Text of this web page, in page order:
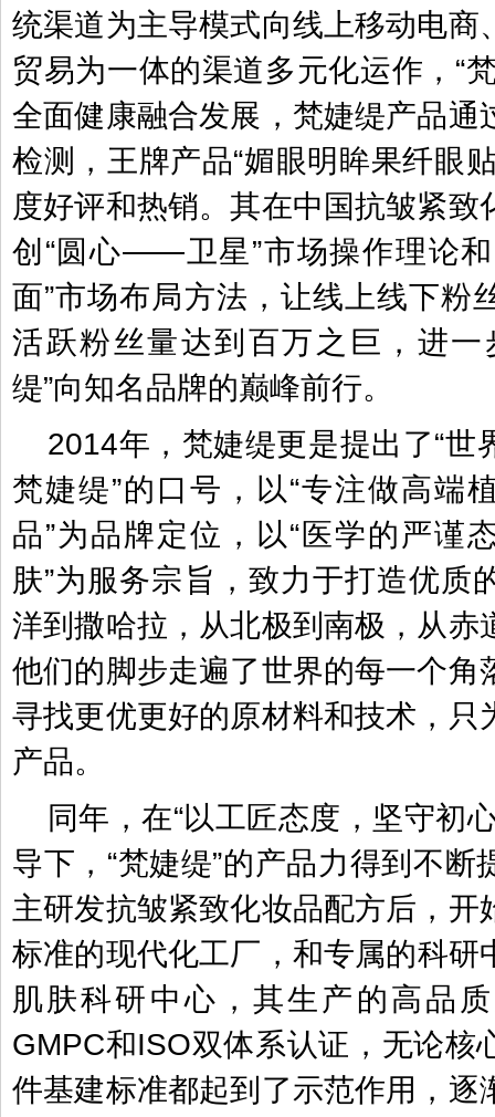
统渠道为主导模式向线上移动电商
贸易为一体的渠道多元化运作，“
全面健康融合发展，梵婕缇产品通
检测，王牌产品“媚眼明眸果纤眼
度好评和热销。其在中国抗皱紧致
创“圆心——卫星”市场操作理
面”市场布局方法，让线上线下粉
活跃粉丝量达到百万之巨，进一
缇”向知名品牌的巅峰前行。
2014年，梵婕缇更是提出了“世
梵婕缇”的口号，以“专注做高端
品”为品牌定位，以“医学的严谨
肤”为服务宗旨，致力于打造优质
洋到撒哈拉，从北极到南极，从赤
他们的脚步走遍了世界的每一个角
寻找更优更好的原材料和技术，只
产品。
同年，在“以工匠态度，坚守初
导下，“梵婕缇”的产品力得到不断
主研发抗皱紧致化妆品配方后，开
标准的现代化工厂，和专属的科
肌肤科研中心，其生产的高品
GMPC和ISO双体系认证，无论核
件基建标准都起到了示范作用，逐